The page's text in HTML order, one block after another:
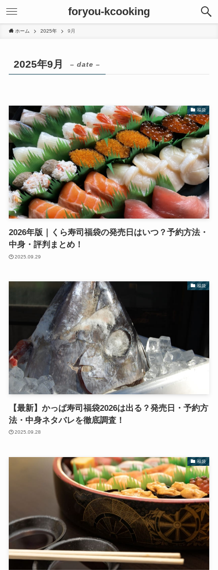
foryou-kcooking
ホーム 2025年 9月
2025年9月 – date –
福袋
2026年版｜くら寿司福袋の発売日はいつ？予約方法・
中身・評判まとめ！
2025.09.29
福袋
【最新】かっぱ寿司福袋2026は出る？発売日・予約方
法・中身ネタバレを徹底調査！
2025.09.28
福袋